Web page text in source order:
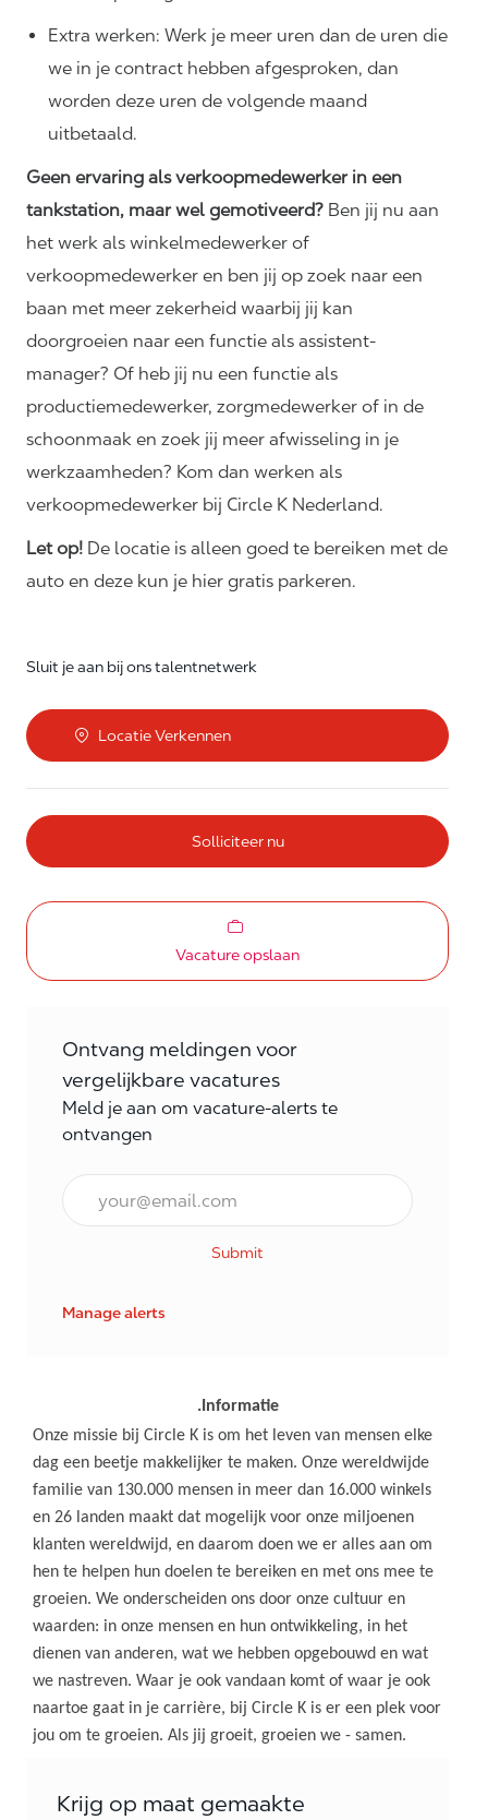
Extra werken: Werk je meer uren dan de uren die
we in je contract hebben afgesproken, dan
worden deze uren de volgende maand
uitbetaald.
Geen ervaring als verkoopmedewerker in een
tankstation, maar wel gemotiveerd? Ben jij nu aan
het werk als winkelmedewerker of
verkoopmedewerker en ben jij op zoek naar een
baan met meer zekerheid waarbij jij kan
doorgroeien naar een functie als assistent-
manager? Of heb jij nu een functie als
productiemedewerker, zorgmedewerker of in de
schoonmaak en zoek jij meer afwisseling in je
werkzaamheden? Kom dan werken als
verkoopmedewerker bij Circle K Nederland.
Let op! De locatie is alleen goed te bereiken met de
auto en deze kun je hier gratis parkeren.
Sluit je aan bij ons talentnetwerk
Locatie Verkennen
Solliciteer nu
Vacature opslaan
Ontvang meldingen voor
vergelijkbare vacatures
Meld je aan om vacature-alerts te
ontvangen
E-mail Frequentie
Submit
Manage alerts
.Informatie
Onze missie bij Circle K is om het leven van mensen elke
dag een beetje makkelijker te maken. Onze wereldwijde
familie van 130.000 mensen in meer dan 16.000 winkels
en 26 landen maakt dat mogelijk voor onze miljoenen
klanten wereldwijd, en daarom doen we er alles aan om
hen te helpen hun doelen te bereiken en met ons mee te
groeien. We onderscheiden ons door onze cultuur en
waarden: in onze mensen en hun ontwikkeling, in het
dienen van anderen, wat we hebben opgebouwd en wat
we nastreven. Waar je ook vandaan komt of waar je ook
naartoe gaat in je carrière, bij Circle K is er een plek voor
jou om te groeien. Als jij groeit, groeien we - samen.
Krijg op maat gemaakte